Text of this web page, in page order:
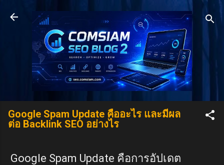
Skip to main content
Google Spam Update คืออะไร และมีผล
ต่อ Backlink SEO อย่างไร
Google Spam Update คือการอัปเดต